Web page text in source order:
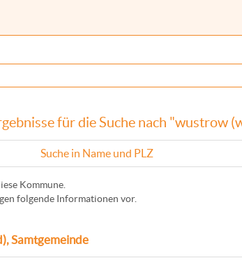
für die Suche nach "wustrow
Suche in Name und PLZ
Kommune.
folgende Informationen vor.
Samtgemeinde